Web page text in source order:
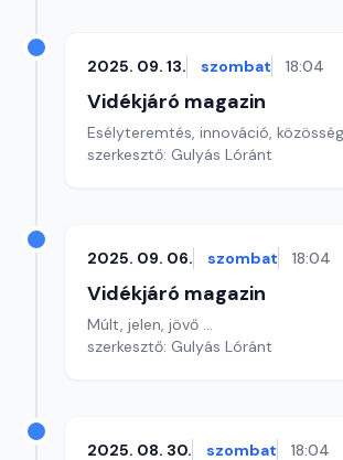
2025. 09. 13. szombat 18:04
Vidékjáró magazin
Esélyteremtés, innováció,
szerkesztő: Gulyás Lóránt
2025. 09. 06. szombat 18:04
Vidékjáró magazin
Múlt, jelen, jövő ...
szerkesztő: Gulyás Lóránt
2025. 08. 30. szombat 18:04